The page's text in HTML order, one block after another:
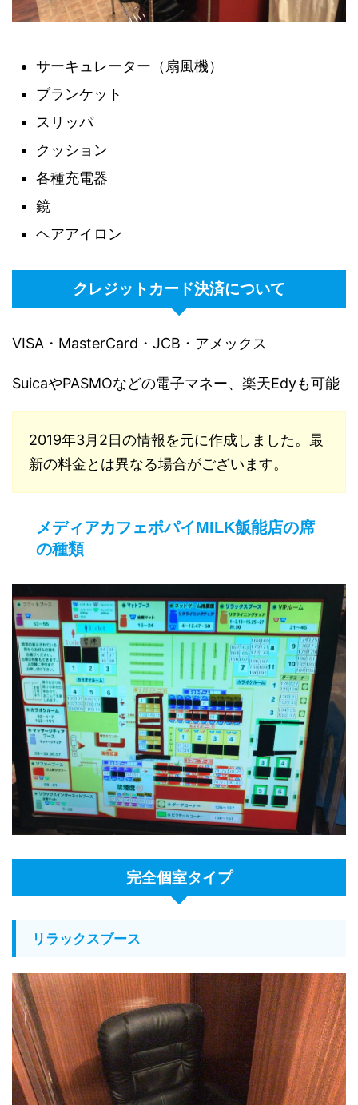
サーキュレーター（扇風機）
ブランケット
スリッパ
クッション
各種充電器
鏡
ヘアアイロン
クレジットカード決済について
VISA・MasterCard・JCB・アメックス
SuicaやPASMOなどの電子マネー、楽天Edyも可能
2019年3月2日の情報を元に作成しました。最
新の料金とは異なる場合がございます。
メディアカフェポパイMILK飯能店の席
の種類
完全個室タイプ
リラックスブース